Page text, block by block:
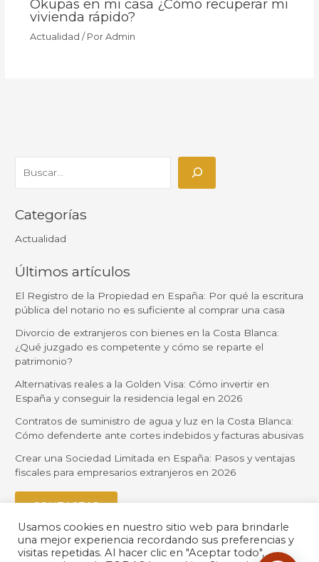
Okupas en mi casa ¿Cómo recuperar mi
vivienda rápido?
Actualidad / Por Admin
Categorías
Actualidad
Últimos artículos
El Registro de la Propiedad en España: Por qué la escritura
pública del notario no es suficiente al comprar una casa
Divorcio de extranjeros con bienes en la Costa Blanca:
¿Qué juzgado es competente y cómo se reparte el
patrimonio?
Alternativas reales a la Golden Visa: Cómo invertir en
España y conseguir la residencia legal en 2026
Contratos de suministro de agua y luz en la Costa Blanca:
Cómo defenderte ante cortes indebidos y facturas abusivas
Crear una Sociedad Limitada en España: Pasos y ventajas
fiscales para empresarios extranjeros en 2026
CONTACTAR
Usamos cookies en nuestro sitio web para brindarle
una mejor experiencia recordando sus preferencias y
visitas repetidas. Al hacer clic en "Aceptar todo",